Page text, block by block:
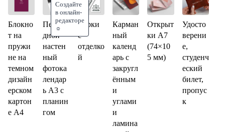
Блокно
т на
пружи
не на
темном
дизайн
ерском
картон
е А4
Создайте
в онлайн-
редакторе
☼
Переки
дной
настен
ный
фотока
лендар
ь А3 с
планин
гом
Бирки
с
отделко
й
Карман
ный
календ
арь с
закругл
ённым
и
углами
и
ламина
Открыт
ки А7
(74×10
5 мм)
Удосто
верени
е,
студенч
еский
билет,
пропус
к